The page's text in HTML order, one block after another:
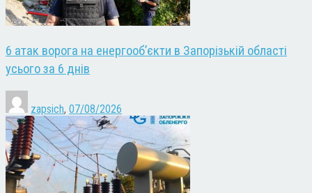
6 атак ворога на енергооб’єкти в Запорізькій області
усього за 6 днів
zapsich, 07/08/2026